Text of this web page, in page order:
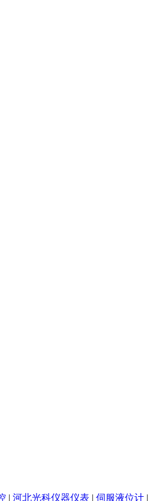
| 河北光科仪器仪表 | 伺服液位计 |